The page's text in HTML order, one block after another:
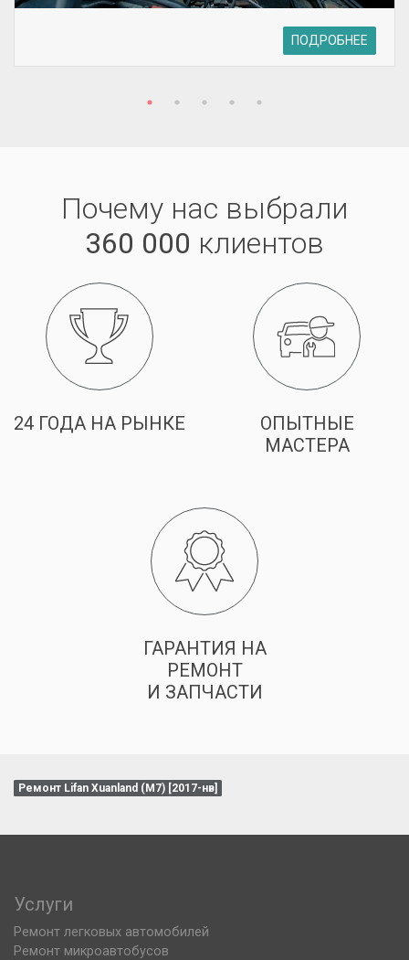
ПОДРОБНЕЕ
Почему нас выбрали
360 000 клиентов
24 ГОДА НА РЫНКЕ
ОПЫТНЫЕ
МАСТЕРА
ГАРАНТИЯ НА
РЕМОНТ
И ЗАПЧАСТИ
Ремонт Lifan Xuanland (M7) [2017-нв]
Услуги
Ремонт легковых автомобилей
Ремонт микроавтобусов